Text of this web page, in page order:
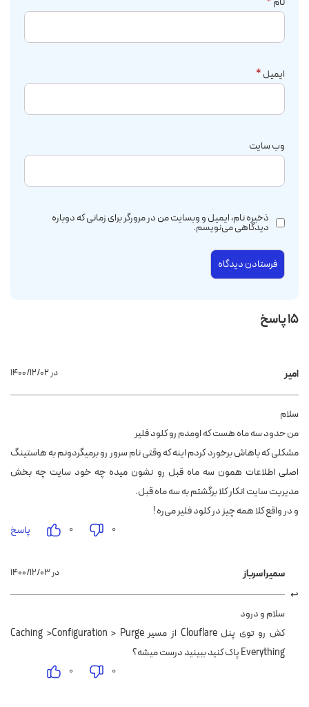
15 پاسخ
امیر ۱۴۰۰/۱۲/۰۲ در
سلام
من حدود سه ماه هست که اومدم رو کلود فلیر
مشکلی که باهاش برخورد کردم اینه که وقتی نام سرور رو برمیگردونم به هاستینگ
اصلی اطلاعات همون سه ماه قبل رو نشون میده چه خود سایت چه بخش
مدیریت سایت انکار کلا برگشتم به سه ماه قبل.
و در واقع کلا همه چیز در کلود فلیر می‌ره !
۰
۰ پاسخ
سمیرا سرباز ۱۴۰۰/۱۲/۰۳ در
سلام و درود
کش رو توی پنل Clouflare از مسیر Caching >Configuration > Purge
Everything پاک کنید ببینید درست میشه؟
۰
۰
ایمیل*
وب‌ سایت
ذخیره نام، ایمیل و وبسایت من در مرورگر برای زمانی که دوباره
دیدگاهی می‌نویسم.